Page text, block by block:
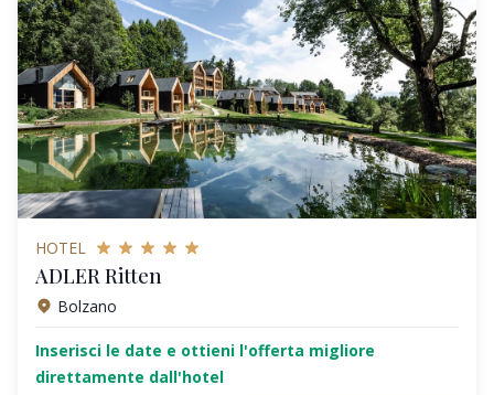
HOTEL
ADLER Ritten
Bolzano
Inserisci le date e ottieni l'offerta migliore
direttamente dall'hotel